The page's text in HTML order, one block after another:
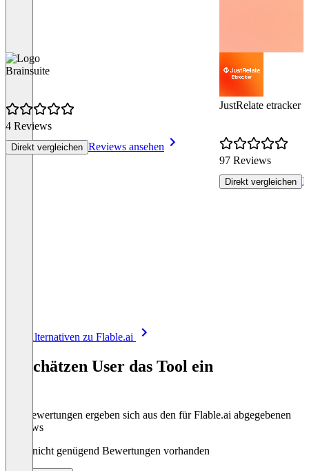
Brainsuite
4 Reviews
Direkt vergleichen Reviews ansehen
JustRelate etracker
97 Reviews
Direkt vergleichen
Alle Alternativen zu Flable.ai
So schätzen User das Tool ein
Die Bewertungen ergeben sich aus den für Flable.ai abgegebenen
Reviews
Noch nicht genügend Bewertungen vorhanden